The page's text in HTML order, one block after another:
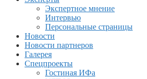
Экспертное мнение
Интервью
Персональные страницы
Новости
Новости партнеров
Галерея
Спецпроекты
Гостиная ИФа